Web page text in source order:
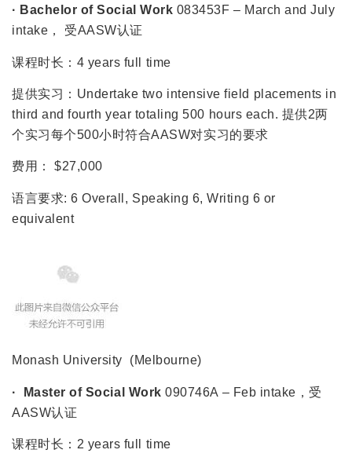
· Bachelor of Social Work 083453F – March and July
intake， 受AASW认证
课程时长：4 years full time
提供实习：Undertake two intensive field placements in
third and fourth year totaling 500 hours each. 提供2两
个实习每个500小时符合AASW对实习的要求
费用： $27,000
语言要求: 6 Overall, Speaking 6, Writing 6 or
equivalent
Monash University (Melbourne)
· Master of Social Work 090746A – Feb intake，受
AASW认证
课程时长：2 years full time